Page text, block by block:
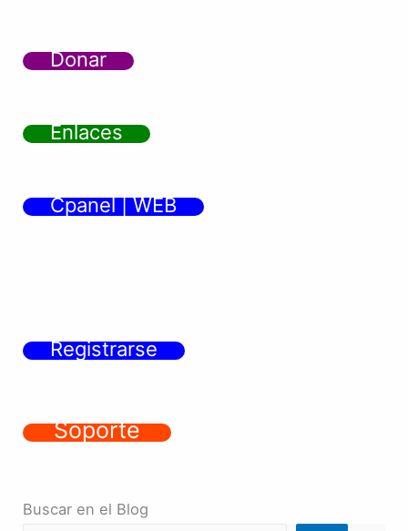
Donar
Enlaces
Cpanel | WEB
Registrarse
Soporte
Buscar en el Blog